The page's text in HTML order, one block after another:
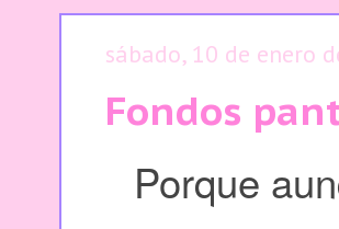
sábado, 10 de enero
Fondos
Porque